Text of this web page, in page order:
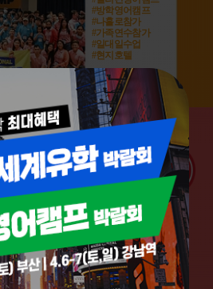
#방학영어캠프
#나홀로참가
#가족연수참가
#일대일수업
#현지호텔
#방학영어캠프
#안전한환경
#영어BC주공립교사
#인텐시브수업
#케네디언버디